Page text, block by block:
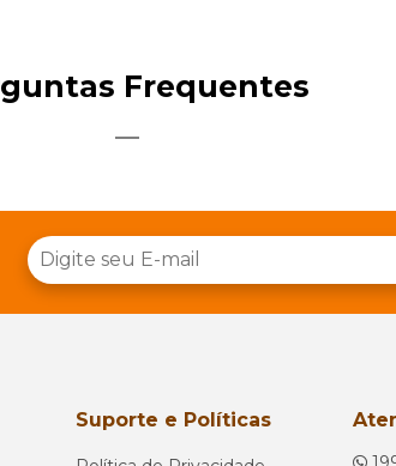
Frequentes
Suporte e Políticas